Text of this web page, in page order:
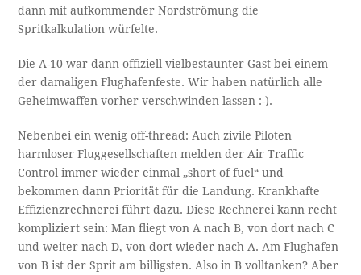
dann mit aufkommender Nordströmung die
Spritkalkulation würfelte.
Die A-10 war dann offiziell vielbestaunter Gast bei einem
der damaligen Flughafenfeste. Wir haben natürlich alle
Geheimwaffen vorher verschwinden lassen :-).
Nebenbei ein wenig off-thread: Auch zivile Piloten
harmloser Fluggesellschaften melden der Air Traffic
Control immer wieder einmal „short of fuel“ und
bekommen dann Priorität für die Landung. Krankhafte
Effizienzrechnerei führt dazu. Diese Rechnerei kann recht
kompliziert sein: Man fliegt von A nach B, von dort nach C
und weiter nach D, von dort wieder nach A. Am Flughafen
von B ist der Sprit am billigsten. Also in B volltanken? Aber